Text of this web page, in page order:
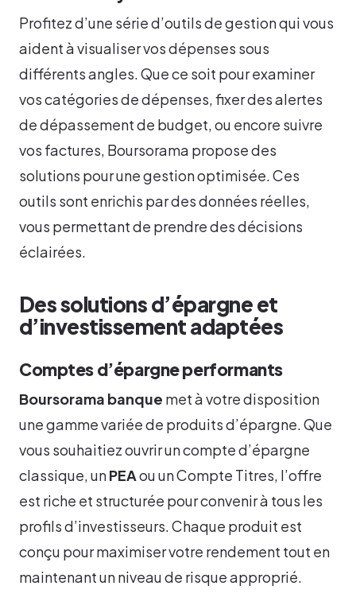
Profitez d’une série d’outils de gestion qui vous
aident à visualiser vos dépenses sous
différents angles. Que ce soit pour examiner
vos catégories de dépenses, fixer des alertes
de dépassement de budget, ou encore suivre
vos factures, Boursorama propose des
solutions pour une gestion optimisée. Ces
outils sont enrichis par des données réelles,
vous permettant de prendre des décisions
éclairées.
Des solutions d’épargne et
d’investissement adaptées
Comptes d’épargne performants
Boursorama banque met à votre disposition
une gamme variée de produits d’épargne. Que
vous souhaitiez ouvrir un compte d’épargne
classique, unPEAou un Compte Titres, l’offre
est riche et structurée pour convenir à tous les
profils d’investisseurs. Chaque produit est
conçu pour maximiser votre rendement tout en
maintenant un niveau de risque approprié.